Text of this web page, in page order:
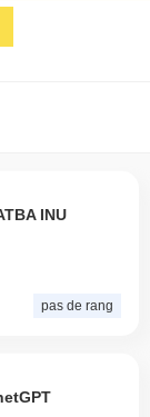
INU
pas de rang